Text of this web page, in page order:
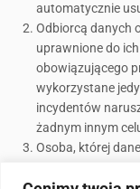
automatycznie
Odbiorcą danych
uprawnione do
obowiązującego
wykorzystane
incydentów
żadnym innym
Osoba, której